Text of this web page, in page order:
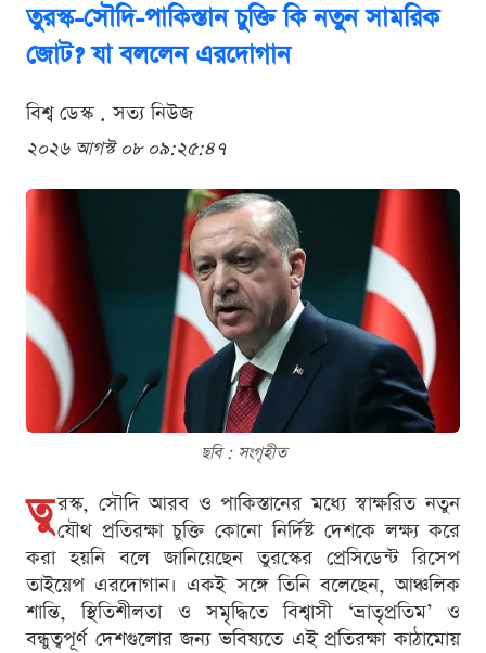
তুরস্ক-সৌদি-পাকিস্তান চুক্তি কি নতুন সামরিক
জোট? যা বললেন এরদোগান
বিশ্ব ডেস্ক . সত্য নিউজ
২০২৬ আগস্ট ০৮ ০৯:২৫:৪৭
ছবি : সংগৃহীত
তু রস্ক, সৌদি আরব ও পাকিস্তানের মধ্যে স্বাক্ষরিত নতুন
যৌথ প্রতিরক্ষা চুক্তি কোনো নির্দিষ্ট দেশকে লক্ষ্য করে
করা হয়নি বলে জানিয়েছেন তুরস্কের প্রেসিডেন্ট রিসেপ
তাইয়েপ এরদোগান। একই সঙ্গে তিনি বলেছেন, আঞ্চলিক
শান্তি, স্থিতিশীলতা ও সমৃদ্ধিতে বিশ্বাসী ‘ভ্রাতৃপ্রতিম’ ও
বন্ধুত্বপূর্ণ দেশগুলোর জন্য ভবিষ্যতে এই প্রতিরক্ষা কাঠামোয়